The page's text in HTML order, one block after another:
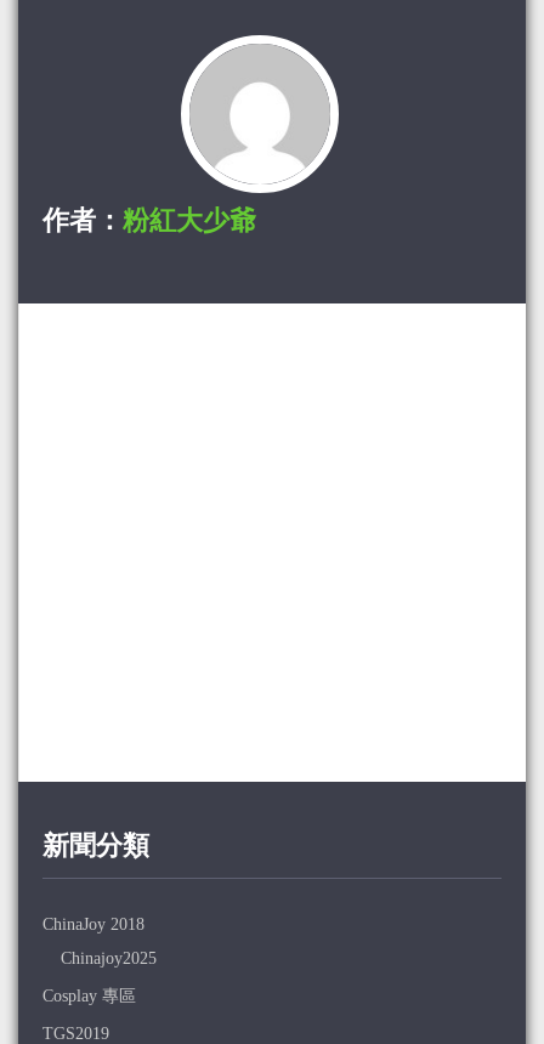
作者： 粉紅大少爺
新聞分類
ChinaJoy 2018
Chinajoy2025
Cosplay 專區
TGS2019